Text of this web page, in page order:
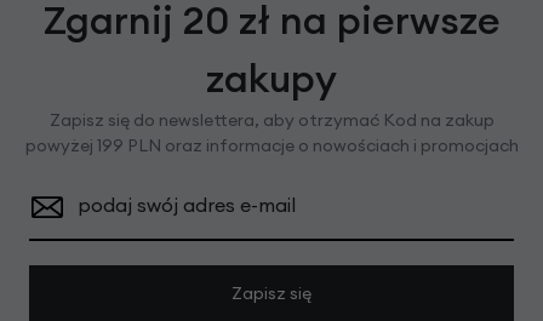
Zgarnij 20 zł na pierwsze
zakupy
Zapisz się do newslettera, aby otrzymać Kod na zakup
powyżej 199 PLN oraz informacje o nowościach i promocjach
podaj swój adres e-mail
Zapisz się